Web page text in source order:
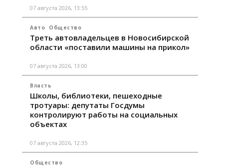
07 августа 2026, 13:55
Авто Общество
Треть автовладельцев в Новосибирской
области «поставили машины на прикол»
07 августа 2026, 13:00
Власть
Школы, библиотеки, пешеходные
тротуары: депутаты Госдумы
контролируют работы на социальных
объектах
07 августа 2026, 12:35
Общество